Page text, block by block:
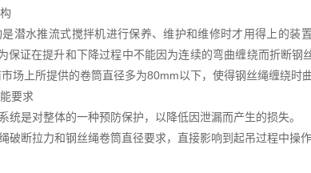
潜水推流式搅拌机进行保养、维护和维修时才用得上的
保证在提升和下降过程中不能因为连续的弯曲缠绕而折断
市场上所提供的卷筒直径多为80mm以下，使得钢丝绳缠绕时
要求
统是对整体的一种预防保护，以降低因泄漏而产生的损失。
破断拉力和钢丝绳卷筒直径要求，直接影响到起吊过程中操作